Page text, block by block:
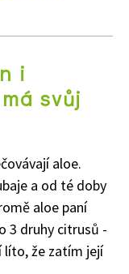
i
svůj
aloe.
a od té doby
aloe paní
3 druhy citrusů -
líto, že zatím její